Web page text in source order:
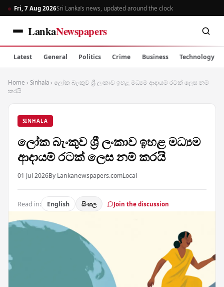
Fri, 7 Aug 2026Sri Lanka’s news, updated around the clock
LankaNewspapers
Latest General Politics Crime Business Technology
Home › Sinhala › ලෝක බැංකුව ශ්‍රී ලංකාව ඉහළ මධ්‍යම ආදායම් රටක් ලෙස නම්
කරයි
SINHALA
ලෝක බැංකුව ශ්‍රී ලංකාව ඉහළ මධ්‍යම
ආදායම් රටක් ලෙස නම් කරයි
01 Jul 2026By Lankanewspapers.comLocal
Read in: English සිංහල Join the discussion